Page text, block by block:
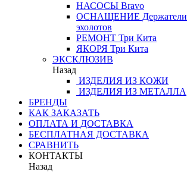
НАСОСЫ Bravo
ОСНАЩЕНИЕ Держатели
эхолотов
РЕМОНТ Три Кита
ЯКОРЯ Три Кита
ЭКСКЛЮЗИВ
Назад
ИЗДЕЛИЯ ИЗ КОЖИ
ИЗДЕЛИЯ ИЗ МЕТАЛЛА
БРЕНДЫ
КАК ЗАКАЗАТЬ
ОПЛАТА И ДОСТАВКА
БЕСПЛАТНАЯ ДОСТАВКА
СРАВНИТЬ
КОНТАКТЫ
Назад